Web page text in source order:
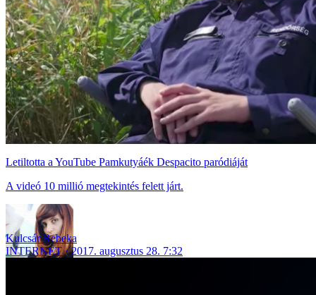
Letiltotta a YouTube Pamkutyáék Despacito paródiáját
A videó 10 millió megtekintés felett járt.
Kulcsár Rebeka
INTERNET
2017. augusztus 28. 7:32